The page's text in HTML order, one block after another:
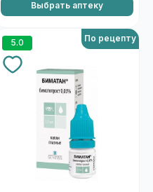
Выбрать аптеку
5.0 По рецепту